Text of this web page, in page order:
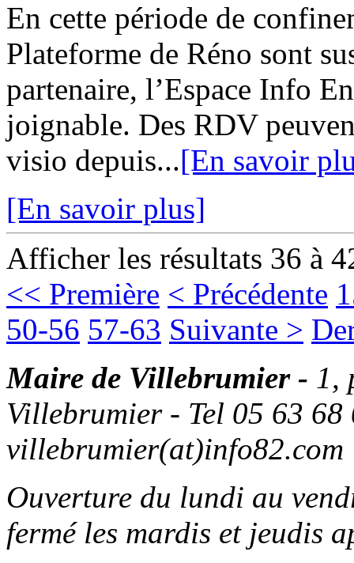
En cette période de
Plateforme de Réno sont
partenaire, l’Espace Info
joignable. Des RDV
visio depuis...[En savoir
[En savoir plus]
Afficher les résultats 36 à
<< Première < Précédente
50-56 57-63 Suivante >
Maire de Villebrumier - 1,
Villebrumier - Tel 05 63
villebrumier(at)info82.com
Ouverture du lundi au
fermé les mardis et jeudis